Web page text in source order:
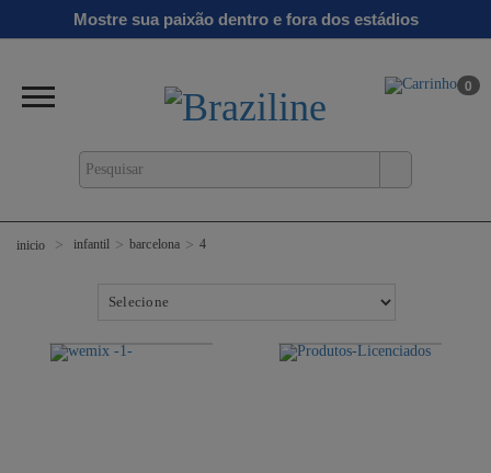
Mostre sua paixão dentro e fora dos estádios
0
inicio infantil barcelona 4